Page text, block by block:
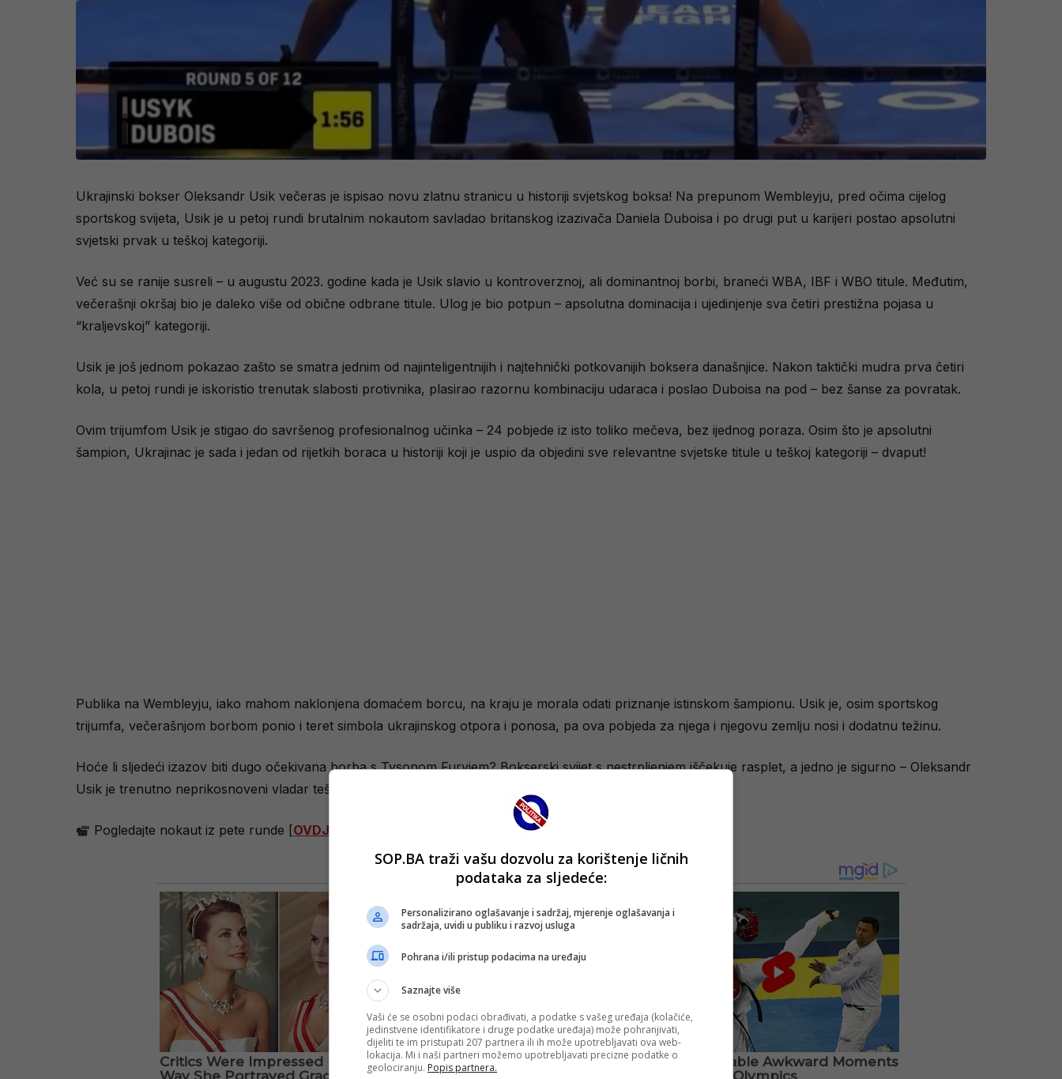
Ukrajinski bokser Oleksandr Usik večeras je ispisao novu zlatnu stranicu u historiji svjetskog boksa! Na prepunom Wembleyju, pred očima cijelog
sportskog svijeta, Usik je u petoj rundi brutalnim nokautom savladao britanskog izazivača Daniela Duboisa i po drugi put u karijeri postao apsolutni
svjetski prvak u teškoj kategoriji.
Već su se ranije susreli – u augustu 2023. godine kada je Usik slavio u kontroverznoj, ali dominantnoj borbi, braneći WBA, IBF i WBO titule. Međutim,
večerašnji okršaj bio je daleko više od obične odbrane titule. Ulog je bio potpun – apsolutna dominacija i ujedinjenje sva četiri prestižna pojasa u
“kraljevskoj” kategoriji.
Usik je još jednom pokazao zašto se smatra jednim od najinteligentnijih i najtehnički potkovanijih boksera današnjice. Nakon taktički mudra prva četiri
kola, u petoj rundi je iskoristio trenutak slabosti protivnika, plasirao razornu kombinaciju udaraca i poslao Duboisa na pod – bez šanse za povratak.
Ovim trijumfom Usik je stigao do savršenog profesionalnog učinka – 24 pobjede iz isto toliko mečeva, bez ijednog poraza. Osim što je apsolutni
šampion, Ukrajinac je sada i jedan od rijetkih boraca u historiji koji je uspio da objedini sve relevantne svjetske titule u teškoj kategoriji – dvaput!
Publika na Wembleyju, iako mahom naklonjena domaćem borcu, na kraju je morala odati priznanje istinskom šampionu. Usik je, osim sportskog
trijumfa, večerašnjom borbom ponio i teret simbola ukrajinskog otpora i ponosa, pa ova pobjeda za njega i njegovu zemlju nosi i dodatnu težinu.
Hoće li sljedeći izazov biti dugo očekivana borba s Tysonom Furyjem? Bokserski svijet s nestrpljenjem iščekuje rasplet, a jedno je sigurno – Oleksandr
Usik je trenutno neprikosnoveni vladar teške kategorije!
Pogledajte nokaut iz pete runde [OVDJE
SOP.BA traži vašu dozvolu za korištenje ličnih
podataka za sljedeće:
Personalizirano oglašavanje i sadržaj, mjerenje oglašavanja i
sadržaja, uvidi u publiku i razvoj usluga
Pohrana i/ili pristup podacima na uređaju
Saznajte više
Vaši će se osobni podaci obrađivati, a podatke s vašeg uređaja (kolačiće,
jedinstvene identifikatore i druge podatke uređaja) može pohranjivati,
dijeliti te im pristupati 207 partnera ili ih može upotrebljavati ova web-
lokacija. Mi i naši partneri možemo upotrebljavati precizne podatke o
geolociranju. Popis partnera.